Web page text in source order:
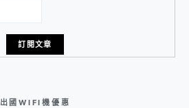
出國WIFI機優惠